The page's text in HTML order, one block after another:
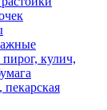
пирог, кулич,
пекарская